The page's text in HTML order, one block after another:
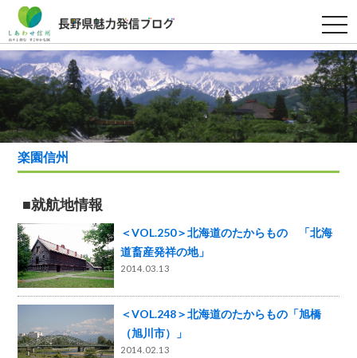
t
o
g
g
l
e
n
a
v
g
i
楽園信州
■就航地情報
＜VOL.250＞北海道のたからもの 「北海
道畜産発祥の地」
2014.03.13
＜VOL.248＞北海道のたからもの「旭橋
（旭川市）」
2014.02.13